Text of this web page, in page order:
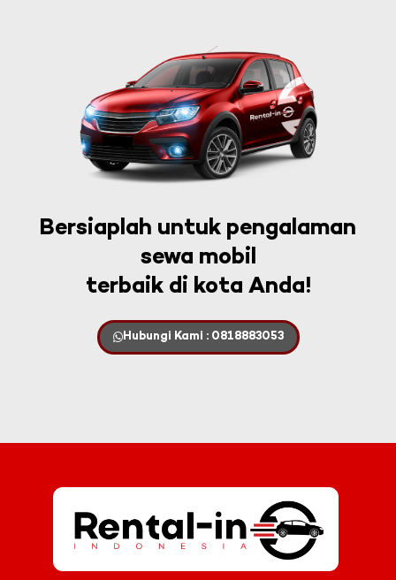
Bersiaplah untuk pengalaman
sewa mobil
terbaik di kota Anda!
Hubungi Kami : 0818883053